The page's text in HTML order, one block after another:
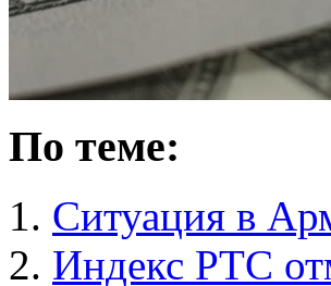
По теме:
Ситуация в
Индекс РТС